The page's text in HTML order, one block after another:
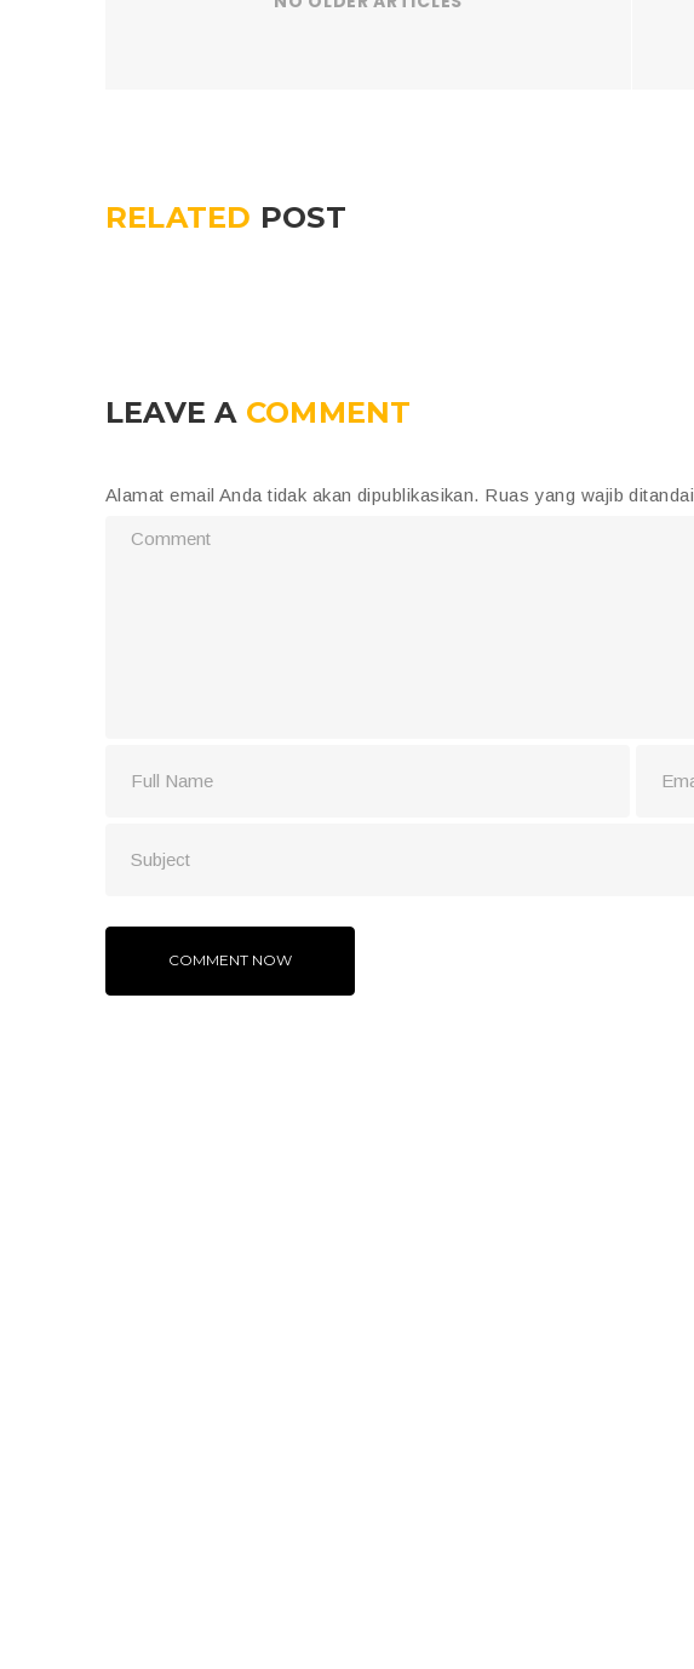
RELATED POST
LEAVE A COMMENT
Alamat email Anda tidak akan dipublikasikan. Ruas yang wajib ditandai